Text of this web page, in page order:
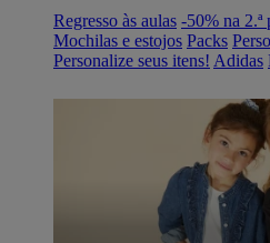
Regresso às aulas -50% na 2.ª
Mochilas e estojos Packs
Personalize seus itens! Adidas